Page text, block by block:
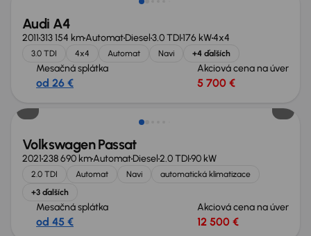
Audi A4
2011313 154 kmAutomatDiesel3.0 TDI176 kW4x4
3.0 TDI 4x4 Automat Navi +4 ďalších
Mesačná splátka
od 26 €
Akciová cena na úver
5 700 €
Volkswagen Passat
2021238 690 kmAutomatDiesel2.0 TDI90 kW
2.0 TDI Automat Navi
automatická klimatizace
+3 ďalších
Mesačná splátka
od 45 €
Akciová cena na úver
12 500 €
Zlacnené o 900 €